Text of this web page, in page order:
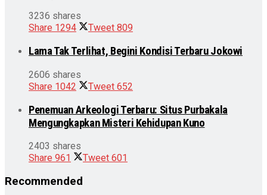
3236 shares
Share 1294 Tweet 809
Lama Tak Terlihat, Begini Kondisi Terbaru Jokowi
2606 shares
Share 1042 Tweet 652
Penemuan Arkeologi Terbaru: Situs Purbakala
Mengungkapkan Misteri Kehidupan Kuno
2403 shares
Share 961 Tweet 601
Recommended